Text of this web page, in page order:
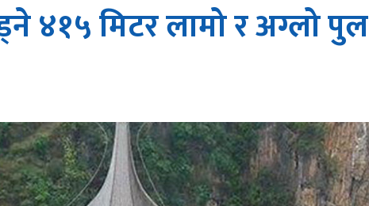
४१५ मिटर लामो र अग्लो पुल